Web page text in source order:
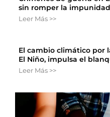
sin romper la impunidad
Leer Más >>
El cambio climático por
El Niño, impulsa el
Leer Más >>